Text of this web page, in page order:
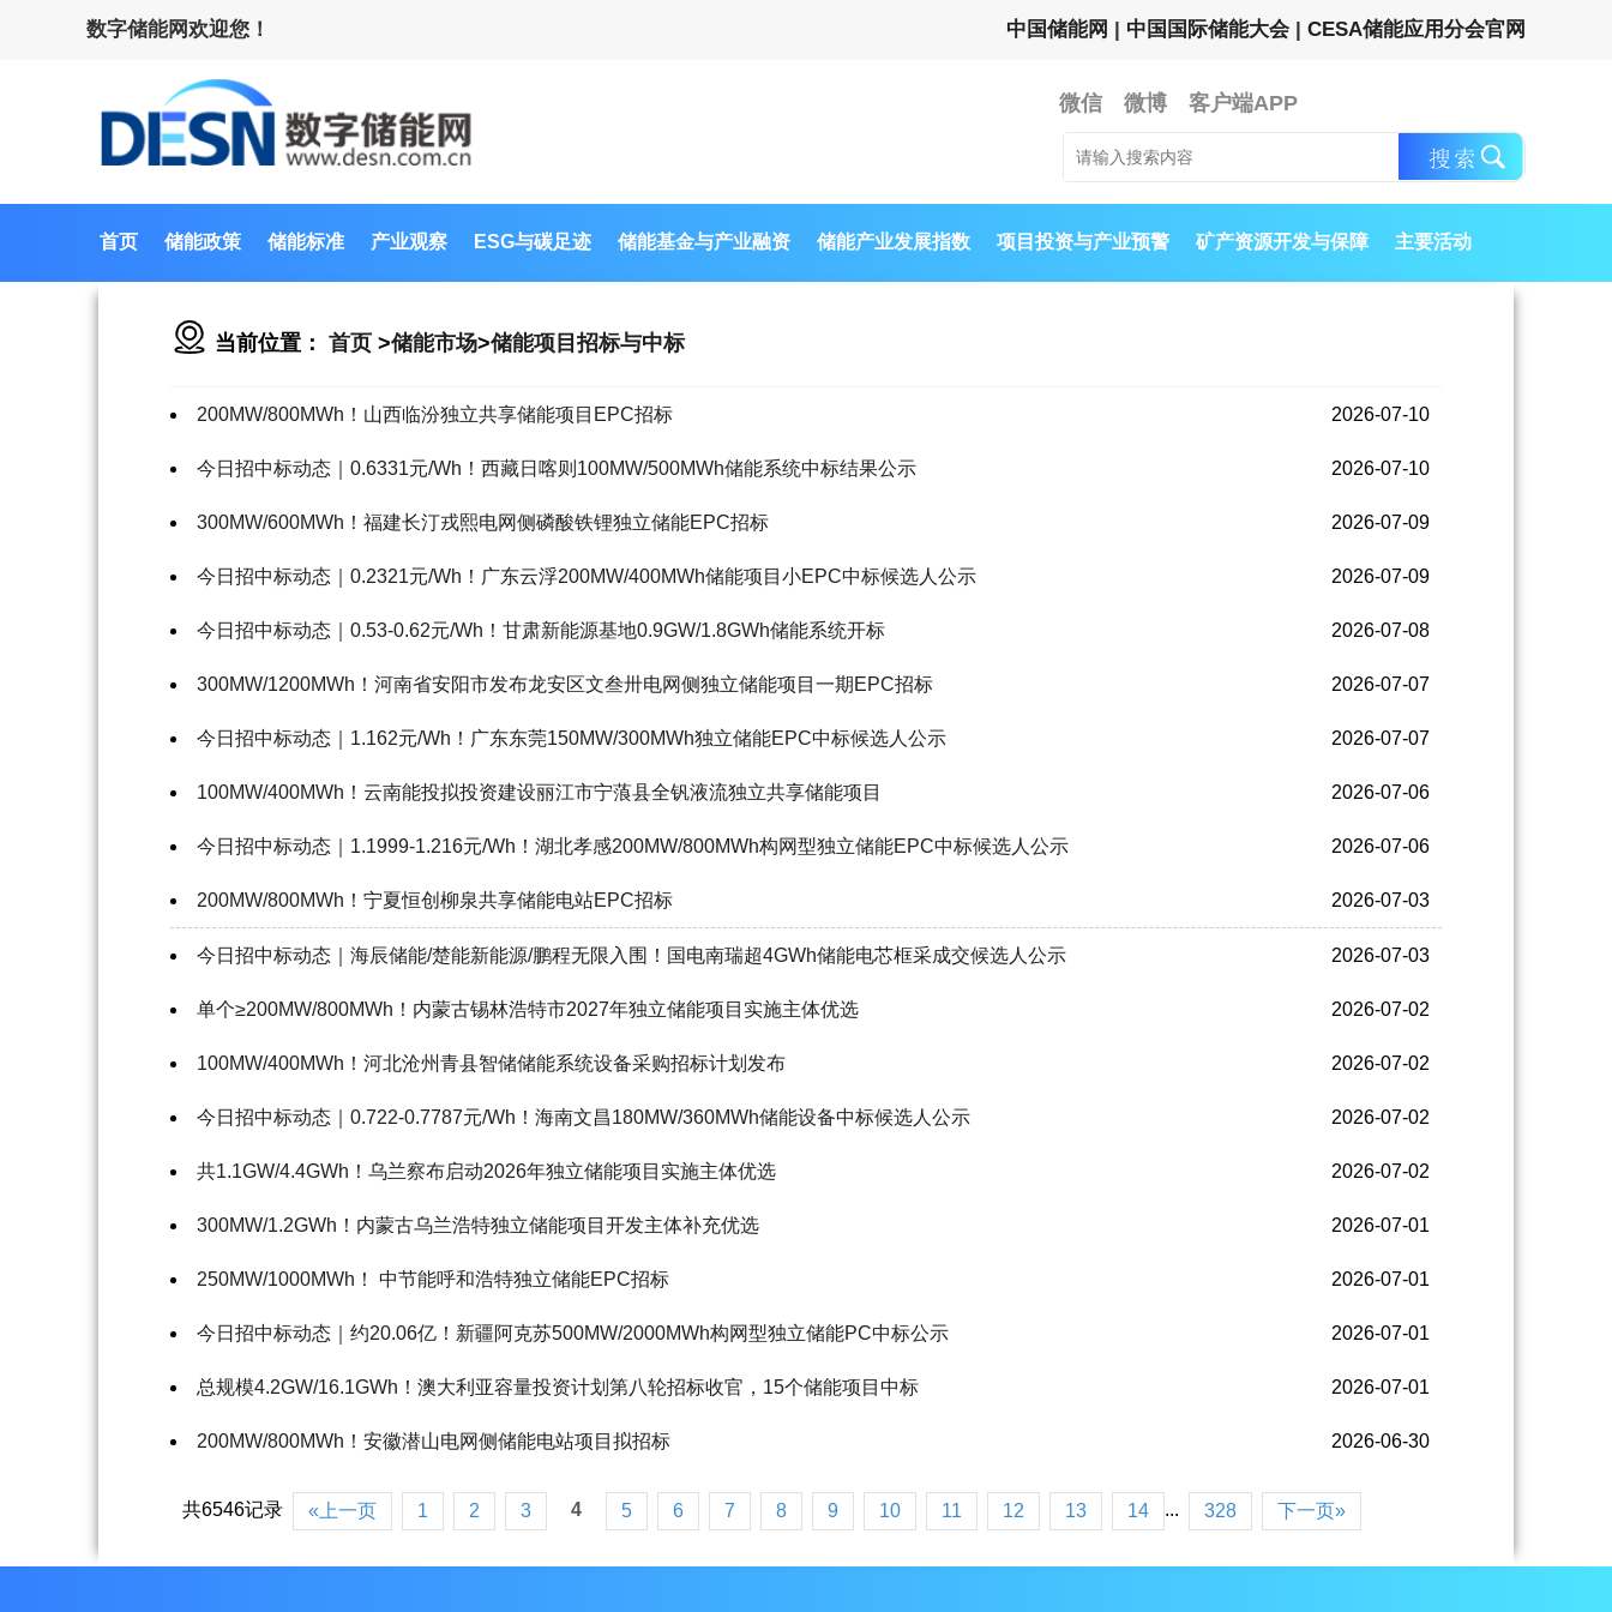
数字储能网欢迎您！ 中国储能网 | 中国国际储能大会 | CESA储能应用分会官网
微信 微博 客户端APP
首页 储能政策 储能标准 产业观察 ESG与碳足迹 储能基金与产业融资 储能产业发展指数 项目投资与产业预警 矿产资源开发与保障 主要活动
当前位置： 首页 >储能市场>储能项目招标与中标
200MW/800MWh！山西临汾独立共享储能项目EPC招标 2026-07-10
今日招中标动态｜0.6331元/Wh！西藏日喀则100MW/500MWh储能系统中标结果公示 2026-07-10
300MW/600MWh！福建长汀戎熙电网侧磷酸铁锂独立储能EPC招标 2026-07-09
今日招中标动态｜0.2321元/Wh！广东云浮200MW/400MWh储能项目小EPC中标候选人公示 2026-07-09
今日招中标动态｜0.53-0.62元/Wh！甘肃新能源基地0.9GW/1.8GWh储能系统开标 2026-07-08
300MW/1200MWh！河南省安阳市发布龙安区文叁卅电网侧独立储能项目一期EPC招标 2026-07-07
今日招中标动态｜1.162元/Wh！广东东莞150MW/300MWh独立储能EPC中标候选人公示 2026-07-07
100MW/400MWh！云南能投拟投资建设丽江市宁蒗县全钒液流独立共享储能项目 2026-07-06
今日招中标动态｜1.1999-1.216元/Wh！湖北孝感200MW/800MWh构网型独立储能EPC中标候选人公示 2026-07-06
200MW/800MWh！宁夏恒创柳泉共享储能电站EPC招标 2026-07-03
今日招中标动态｜海辰储能/楚能新能源/鹏程无限入围！国电南瑞超4GWh储能电芯框采成交候选人公示 2026-07-03
单个≥200MW/800MWh！内蒙古锡林浩特市2027年独立储能项目实施主体优选 2026-07-02
100MW/400MWh！河北沧州青县智储储能系统设备采购招标计划发布 2026-07-02
今日招中标动态｜0.722-0.7787元/Wh！海南文昌180MW/360MWh储能设备中标候选人公示 2026-07-02
共1.1GW/4.4GWh！乌兰察布启动2026年独立储能项目实施主体优选 2026-07-02
300MW/1.2GWh！内蒙古乌兰浩特独立储能项目开发主体补充优选 2026-07-01
250MW/1000MWh！ 中节能呼和浩特独立储能EPC招标 2026-07-01
今日招中标动态｜约20.06亿！新疆阿克苏500MW/2000MWh构网型独立储能PC中标公示 2026-07-01
总规模4.2GW/16.1GWh！澳大利亚容量投资计划第八轮招标收官，15个储能项目中标 2026-07-01
200MW/800MWh！安徽潜山电网侧储能电站项目拟招标 2026-06-30
共6546记录 «上一页 1 2 3 4 5 6 7 8 9 10 11 12 13 14 ... 328 下一页»